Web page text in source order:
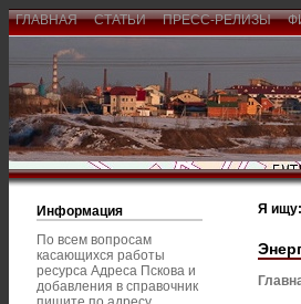
ГЛАВНАЯ СТАТЬИ ПРЕСС-РЕЛИЗЫ
Информация
По всем вопросам
касающихся работы
ресурса Адреса Пскова и
добавления в справочник
Я ищу: